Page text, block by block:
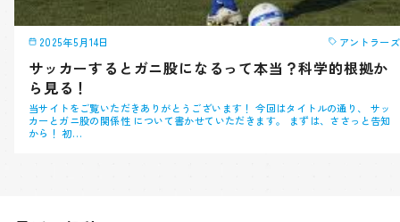
2025年5月14日 アントラーズ
サッカーするとガニ股になるって本当？科学的根拠か
ら見る！
当サイトをご覧いただきありがとうございます！ 今回はタイトルの通り、 サッ
カーとガニ股の関係性 について書かせていただきます。 まずは、ささっと告知
から！ 初…